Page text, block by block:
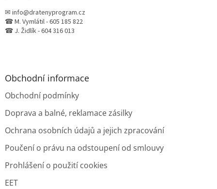
✉ info@dratenyprogram.cz
☎ M. Vymlátil - 605 185 822
☎ J. Židlík - 604 316 013
Obchodní informace
Obchodní podmínky
Doprava a balné, reklamace zásilky
Ochrana osobních údajů a jejich zpracování
Poučení o právu na odstoupení od smlouvy
Prohlášení o použití cookies
EET